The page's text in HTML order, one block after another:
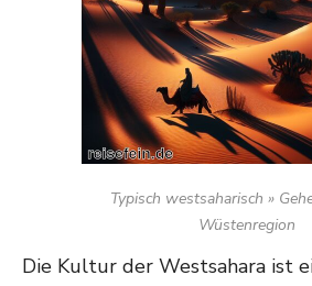
Typisch westsaharisch »
Wüstenregion
Die Kultur der Westsahara ist